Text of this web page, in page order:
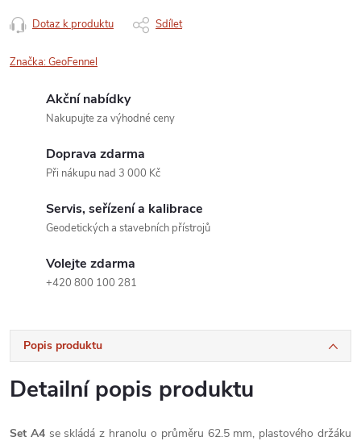
Dotaz k produktu Sdílet
Značka:GeoFennel
Akční nabídky
Nakupujte za výhodné ceny
Doprava zdarma
Při nákupu nad 3 000 Kč
Servis, seřízení a kalibrace
Geodetických a stavebních přístrojů
Volejte zdarma
+420 800 100 281
Popis produktu
Detailní popis produktu
Set A4se skládá z hranolu o průměru 62.5 mm, plastového držáku